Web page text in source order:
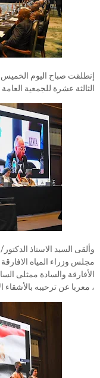
الثالثة عشرة للجمعية
وألقى السيد الاستاذ
مجلس وزراء المياه الافارقة
الأفارقة والسادة ممثلى
، معربا عن ترحيبه بالأشقاء